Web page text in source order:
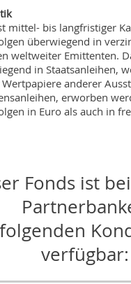
mittel- bis langfristiger
überwiegend in
weltweiter Emittenten.
in Staatsanleihen,
anderer
erworben
in Euro als auch in
Fonds ist
verfügbar: